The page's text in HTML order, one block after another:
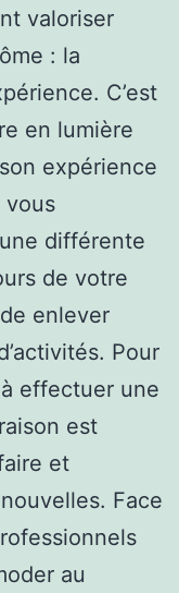
valoriser
: la
C’est
en lumière
expérience
vous
différente
de votre
enlever
Pour
effectuer une
est
et
Face
au